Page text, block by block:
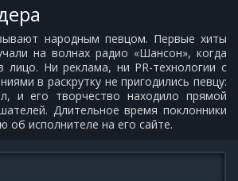
народным певцом. Первые хиты
на волнах радио «Шансон», когда
лицо. Ни реклама, ни PR-технологии с
в раскрутку не пригодились певцу:
и его творчество находило прямой
Длительное время поклонники
об исполнителе на его сайте.